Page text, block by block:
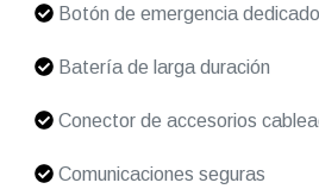
Botón de emergencia dedicado
Batería de larga duración
Conector de accesorios
Comunicaciones seguras